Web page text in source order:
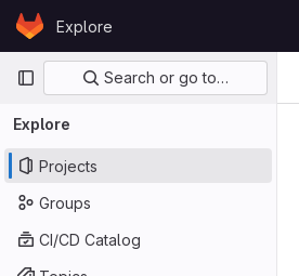
Skip to content
GitLabExplore
Primary navigation
Search or go to…
Explore
Projects
Groups
CI/CD Catalog